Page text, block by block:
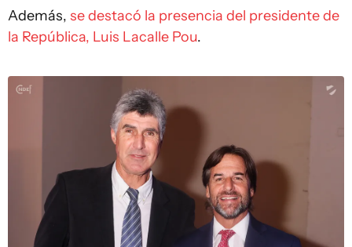
Además, se destacó la presencia del presidente de
la República, Luis Lacalle Pou.